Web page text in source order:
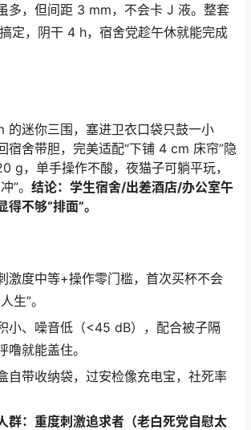
多，但间距 3 mm，不会卡 J 液。整套
定，阴干 4 h，宿舍党趁午休就能完成
的迷你三围，塞进卫衣口袋只鼓一小
宿舍带胆，完美适配“下铺 4 cm 床帘”隐
g，单手操作不酸，夜猫子可躺平玩，
”。 结论：学生宿舍/出差酒店/办公室午
不够“排面”。
激度中等+操作零门槛，首次买杯不会
生”。
小、噪音低（<45 dB），配合被子隔
噜就能盖住。
自带收纳袋，过安检像充电宝，社死率
群：重度刺激追求者（老白死党自慰太